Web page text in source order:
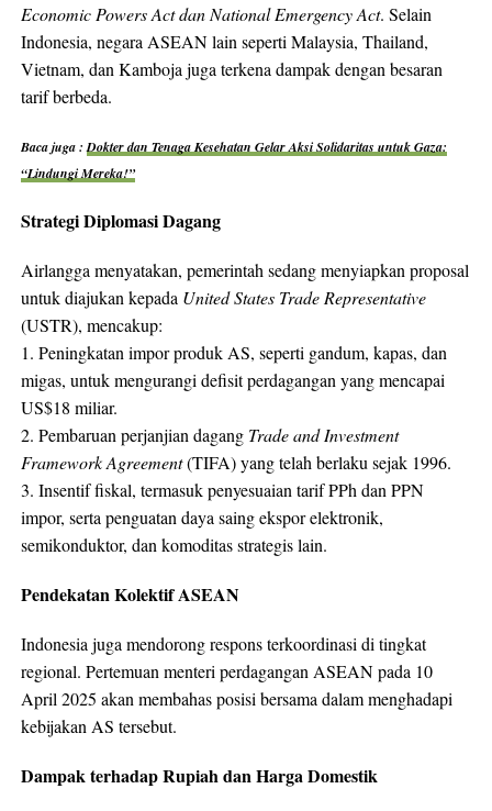
Economic Powers Act dan National Emergency Act. Selain
Indonesia, negara ASEAN lain seperti Malaysia, Thailand,
Vietnam, dan Kamboja juga terkena dampak dengan besaran
tarif berbeda.
Baca juga :Dokter dan Tenaga Kesehatan Gelar Aksi Solidaritas untuk Gaza:
“Lindungi Mereka!”
Strategi Diplomasi Dagang
Airlangga menyatakan, pemerintah sedang menyiapkan proposal
untuk diajukan kepada United States Trade Representative
(USTR), mencakup:
1. Peningkatan impor produk AS, seperti gandum, kapas, dan
migas, untuk mengurangi defisit perdagangan yang mencapai
US$18 miliar.
2. Pembaruan perjanjian dagang Trade and Investment
Framework Agreement(TIFA) yang telah berlaku sejak 1996.
3. Insentif fiskal, termasuk penyesuaian tarif PPh dan PPN
impor, serta penguatan daya saing ekspor elektronik,
semikonduktor, dan komoditas strategis lain.
Pendekatan Kolektif ASEAN
Indonesia juga mendorong respons terkoordinasi di tingkat
regional. Pertemuan menteri perdagangan ASEAN pada 10
April 2025 akan membahas posisi bersama dalam menghadapi
kebijakan AS tersebut.
Dampak terhadap Rupiah dan Harga Domestik